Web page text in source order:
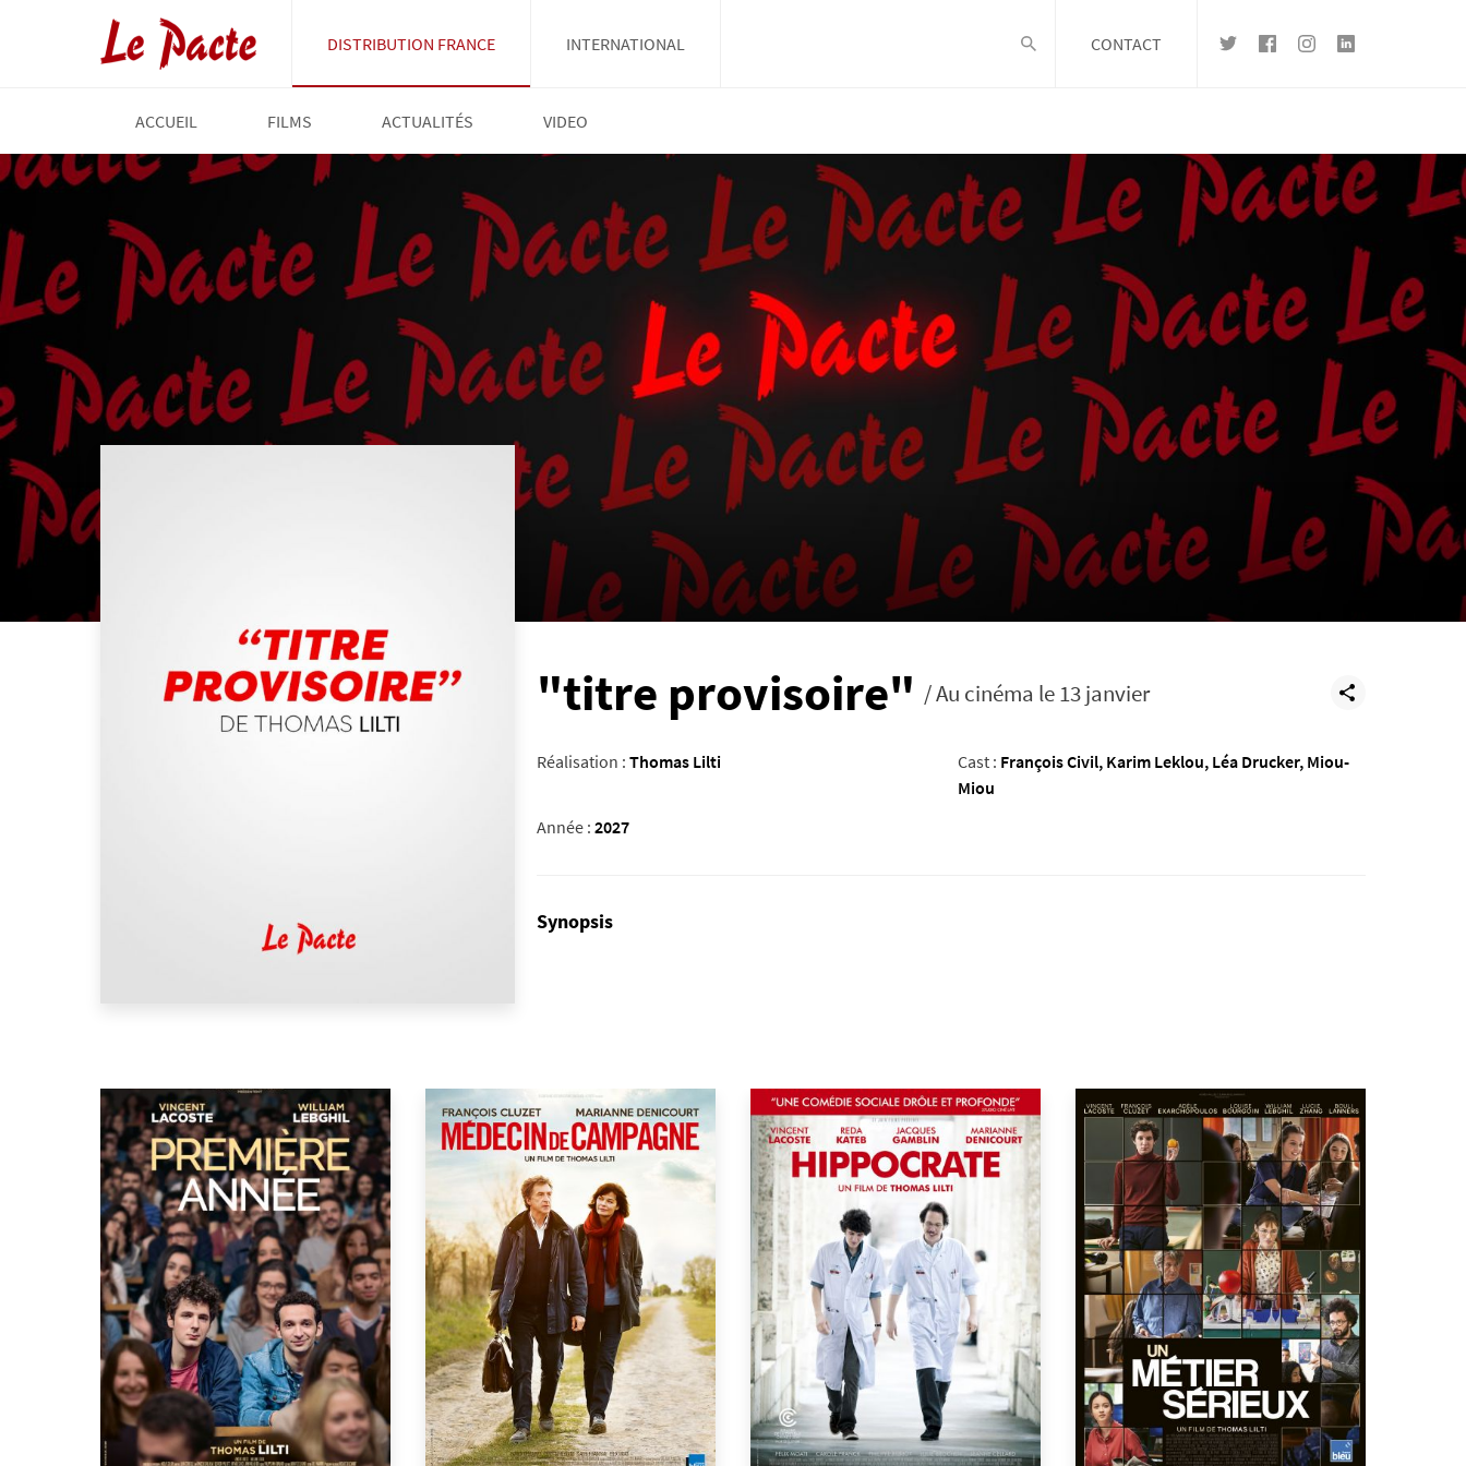
DISTRIBUTION FRANCE INTERNATIONAL CONTACT
ACCUEIL FILMS ACTUALITÉS VIDEO
"titre provisoire" / Au cinéma le 13 janvier
Réalisation : Thomas Lilti Cast : François Civil, Karim Leklou, Léa Drucker, Miou-
Miou
Année : 2027
Synopsis